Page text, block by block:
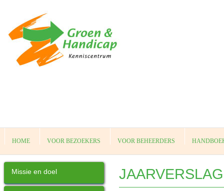
HOME VOOR BEZOEKERS VOOR BEHEERDERS
Missie en doel